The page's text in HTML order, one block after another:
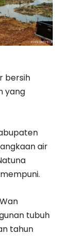
bersih
yang
air
tubuh
tahun